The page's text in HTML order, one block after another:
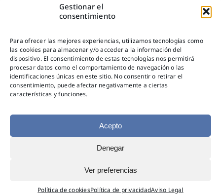
Gestionar el
consentimiento
Para ofrecer las mejores experiencias, utilizamos tecnologías como
las cookies para almacenar y/o acceder a la información del
dispositivo. El consentimiento de estas tecnologías nos permitirá
procesar datos como el comportamiento de navegación o las
identificaciones únicas en este sitio. No consentir o retirar el
consentimiento, puede afectar negativamente a ciertas
características y funciones.
Acepto
Denegar
Ver preferencias
Política de cookiesPolítica de privacidadAviso Legal
Aviso Legal
Política de Cookies
Suscríbete